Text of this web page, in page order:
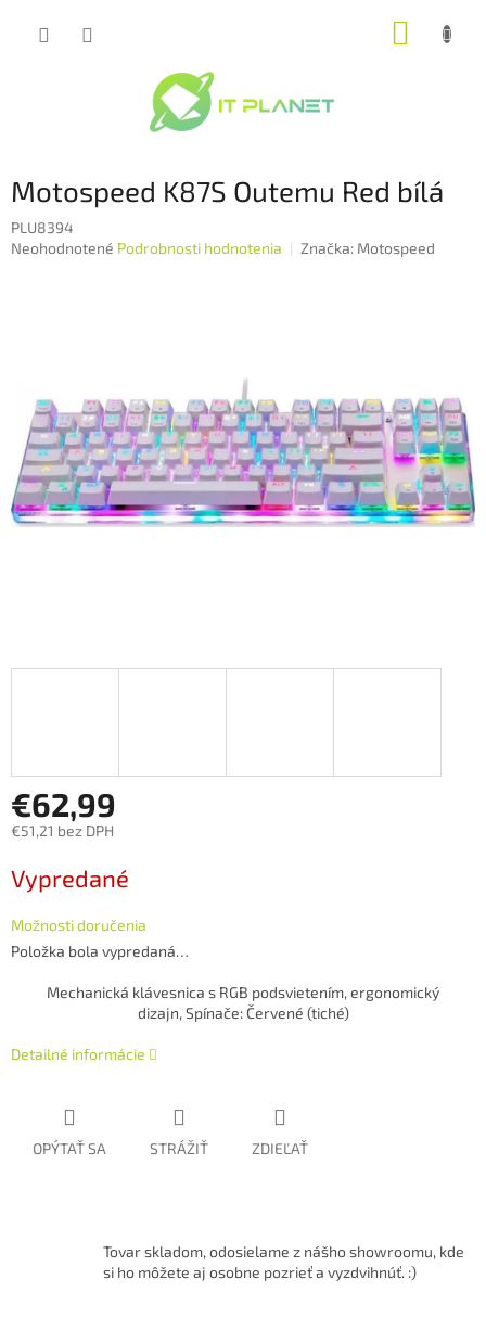
Motospeed K87S Outemu Red bílá
PLU8394
Priemerné
Neohodnotené Podrobnosti hodnotenia Značka: Motospeed
€62,99
€51,21 bez DPH
cena:
Vypredané
Možnosti doručenia
Položka bola vypredaná…
Mechanická klávesnica s RGB podsvietením, ergonomický
dizajn, Spínače: Červené (tiché)
Detailné informácie
OPÝTAŤ SA STRÁŽIŤ ZDIEĽAŤ
Tovar skladom, odosielame z nášho showroomu, kde
si ho môžete aj osobne pozrieť a vyzdvihnúť. :)